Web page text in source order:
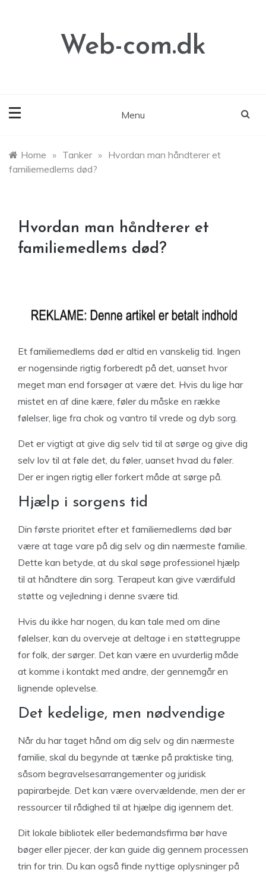
Web-com.dk
Menu
Home » Tanker » Hvordan man håndterer et
familiemedlems død?
Hvordan man håndterer et
familiemedlems død?
Et familiemedlems død er altid en vanskelig tid. Ingen
er nogensinde rigtig forberedt på det, uanset hvor
meget man end forsøger at være det. Hvis du lige har
mistet en af dine kære, føler du måske en række
følelser, lige fra chok og vantro til vrede og dyb sorg.
Det er vigtigt at give dig selv tid til at sørge og give dig
selv lov til at føle det, du føler, uanset hvad du føler.
Der er ingen rigtig eller forkert måde at sørge på.
Hjælp i sorgens tid
Din første prioritet efter et familiemedlems død bør
være at tage vare på dig selv og din nærmeste familie.
Dette kan betyde, at du skal søge professionel hjælp
til at håndtere din sorg. Terapeut kan give værdifuld
støtte og vejledning i denne svære tid.
Hvis du ikke har nogen, du kan tale med om dine
følelser, kan du overveje at deltage i en støttegruppe
for folk, der sørger. Det kan være en uvurderlig måde
at komme i kontakt med andre, der gennemgår en
lignende oplevelse.
Det kedelige, men nødvendige
Når du har taget hånd om dig selv og din nærmeste
familie, skal du begynde at tænke på praktiske ting,
såsom begravelsesarrangementer og juridisk
papirarbejde. Det kan være overvældende, men der er
ressourcer til rådighed til at hjælpe dig igennem det.
Dit lokale bibliotek eller bedemandsfirma bør have
bøger eller pjecer, der kan guide dig gennem processen
trin for trin. Du kan også finde nyttige oplysninger på